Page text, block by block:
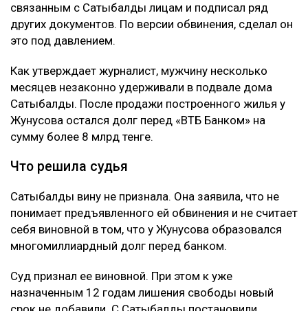
связанным с Сатыбалды лицам и подписал ряд
других документов. По версии обвинения, сделал он
это под давлением.
Как утверждает журналист, мужчину несколько
месяцев незаконно удерживали в подвале дома
Сатыбалды. После продажи построенного жилья у
Жунусова остался долг перед «ВТБ Банком» на
сумму более 8 млрд тенге.
Что решила судья
Сатыбалды вину не признала. Она заявила, что не
понимает предъявленного ей обвинения и не считает
себя виновной в том, что у Жунусова образовался
многомиллиардный долг перед банком.
Суд признал ее виновной. При этом к уже
назначенным 12 годам лишения свободы новый